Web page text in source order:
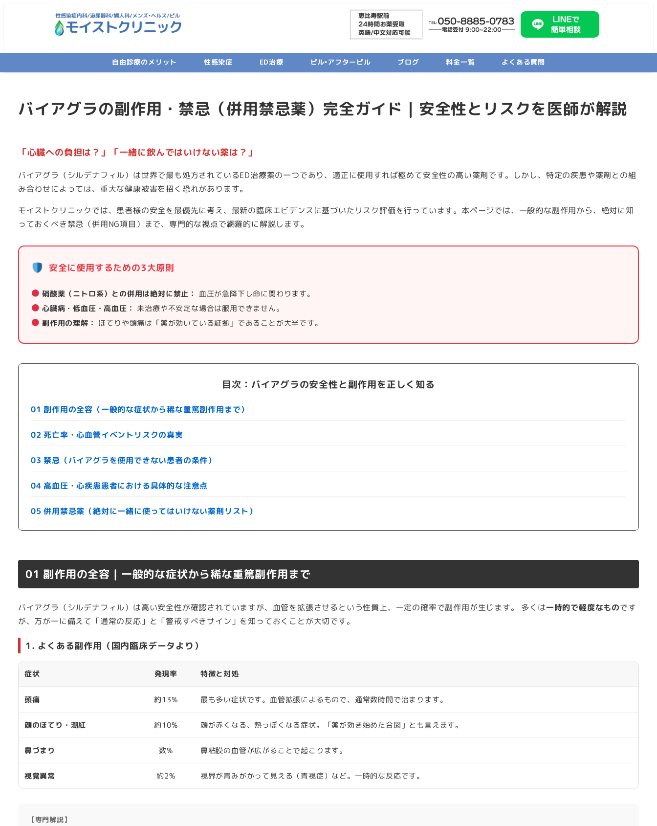
コ
自由診療のメリット 性感染症 ED治療 ピル•アフターピル ブログ 料金一覧 よくある質問
バイアグラの副作用・禁忌（併用禁忌薬）完全ガイド｜安全性とリスクを医師が解説
「心臓への負担は？」「一緒に飲んではいけない薬は？」
バイアグラ（シルデナフィル）は世界で最も処方されているED治療薬の一つであり、適正に使用すれば極めて安全性の高い薬剤です。しかし、特定の疾患や薬剤との組
み合わせによっては、重大な健康被害を招く恐れがあります。
モイストクリニックでは、患者様の安全を最優先に考え、最新の臨床エビデンスに基づいたリスク評価を行っています。本ページでは、一般的な副作用から、絶対に知
っておくべき禁忌（併用NG項目）まで、専門的な視点で網羅的に解説します。
安全に使用するための3大原則
硝酸薬（ニトロ系）との併用は絶対に禁止：
血圧が急降下し命に関わります。
心臓病・低血圧・高血圧： 未治療や不安定な場合は服用できません。
副作用の理解： ほてりや頭痛は「薬が効いている証拠」であることが大半です。
目次：バイアグラの安全性と副作用を正しく知る
01 副作用の全容（一般的な症状から稀な重篤副作用まで）
02 死亡率・心血管イベントリスクの真実
03 禁忌（バイアグラを使用できない患者の条件）
04 高血圧・心疾患患者における具体的な注意点
05 併用禁忌薬（絶対に一緒に使ってはいけない薬剤リスト）
01 副作用の全容｜一般的な症状から稀な重篤副作用まで
バイアグラ（シルデナフィル）は高い安全性が確認されていますが、血管を拡張させるという性質上、一定の確率で副作用が生じます。 多くは一時的で軽度なものです
が、万が一に備えて「通常の反応」と「警戒すべきサイン」を知っておくことが大切です。
1. よくある副作用（国内臨床データより）
症状 発現率 特徴と対処
頭痛 約13% 最も多い症状です。血管拡張によるもので、通常数時間で治まります。
顔のほてり・潮紅 約10% 顔が赤くなる、熱っぽくなる症状。「薬が効き始めた合図」とも言えます。
鼻づまり 数% 鼻粘膜の血管が広がることで起こります。
視覚異常 約2% 視界が青みがかって見える（青視症）など。一時的な反応です。
【専門解説】